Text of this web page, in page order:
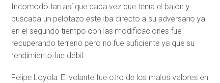
Incomodó tan así que cada vez que tenía el balón y
buscaba un pelotazo este iba directo a su adversario ya
en el segundo tiempo con las modificaciones fue
recuperando terreno pero no fue suficiente ya que su
rendimiento fue débil.
Felipe Loyola: El volante fue otro de los malos valores en